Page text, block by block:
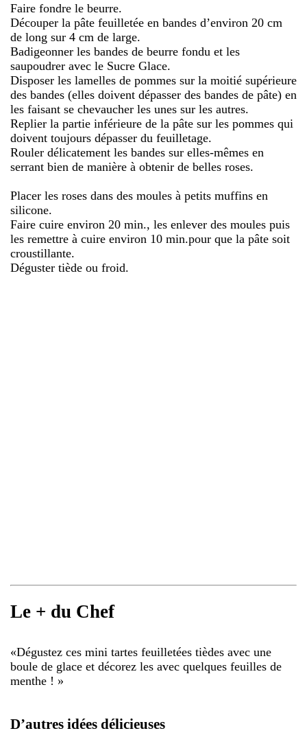
Faire fondre le beurre.
Découper la pâte feuilletée en bandes d’environ 20 cm
de long sur 4 cm de large.
Badigeonner les bandes de beurre fondu et les
saupoudrer avec le Sucre Glace.
Disposer les lamelles de pommes sur la moitié supérieure
des bandes (elles doivent dépasser des bandes de pâte) en
les faisant se chevaucher les unes sur les autres.
Replier la partie inférieure de la pâte sur les pommes qui
doivent toujours dépasser du feuilletage.
Rouler délicatement les bandes sur elles-mêmes en
serrant bien de manière à obtenir de belles roses.
Placer les roses dans des moules à petits muffins en
silicone.
Faire cuire environ 20 min., les enlever des moules puis
les remettre à cuire environ 10 min.pour que la pâte soit
croustillante.
Déguster tiède ou froid.
Le + du Chef
«Dégustez ces mini tartes feuilletées tièdes avec une
boule de glace et décorez les avec quelques feuilles de
menthe ! »
D’autres idées délicieuses